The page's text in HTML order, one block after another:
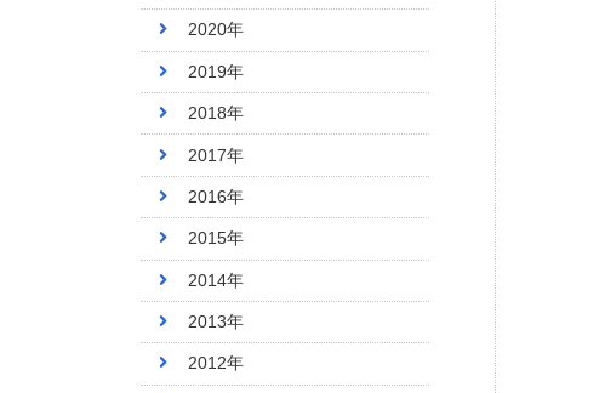
2020年
2019年
2018年
2017年
2016年
2015年
2014年
2013年
2012年